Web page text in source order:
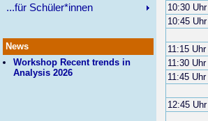
...für Schüler*innen
News
Workshop Recent trends in
Analysis 2026
10:30 Uhr
10:45 Uhr
11:15 Uhr
11:30 Uhr
11:45 Uhr
12:45 Uhr